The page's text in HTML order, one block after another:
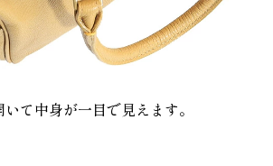
て中身が一目で見えます。